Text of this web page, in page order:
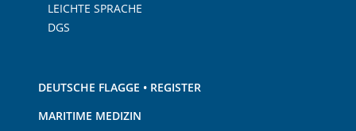
LEICHTE SPRACHE
DGS
DEUTSCHE FLAGGE • REGISTER
MARITIME MEDIZIN